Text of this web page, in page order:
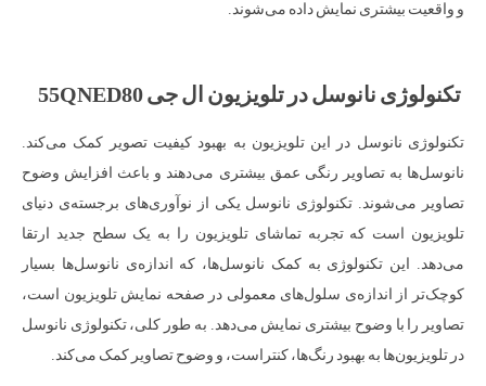
و واقعیت بیشتری نمایش داده می‌شوند.
تکنولوژی نانوسل در تلویزیون ال جی 55QNED80
تکنولوژی نانوسل در این تلویزیون به بهبود کیفیت تصویر کمک می‌کند.
نانوسل‌ها به تصاویر رنگی عمق بیشتری می‌دهند و باعث افزایش وضوح
تصاویر می‌شوند. تکنولوژی نانوسل یکی از نوآوری‌های برجسته‌ی دنیای
تلویزیون است که تجربه تماشای تلویزیون را به یک سطح جدید ارتقا
می‌دهد. این تکنولوژی به کمک نانوسل‌ها، که اندازه‌ی نانوسل‌ها بسیار
کوچک‌تر از اندازه‌ی سلول‌های معمولی در صفحه نمایش تلویزیون است،
تصاویر را با وضوح بیشتری نمایش می‌دهد. به طور کلی، تکنولوژی نانوسل
در تلویزیون‌ها به بهبود رنگ‌ها، کنتراست، و وضوح تصاویر کمک می‌کند.